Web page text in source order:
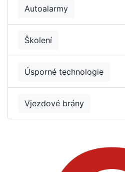
Autoalarmy
Školení
Úsporné technologie
Vjezdové brány